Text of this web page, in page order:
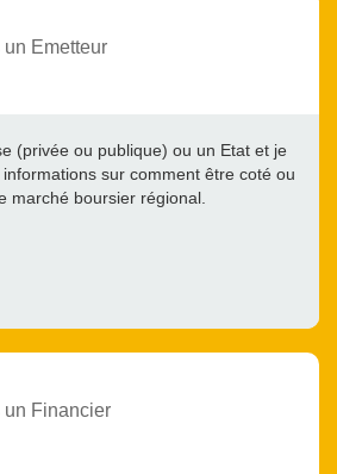
Emetteur
(privée ou publique) ou un Etat et je
sur comment être coté ou
marché boursier régional.
un Financier